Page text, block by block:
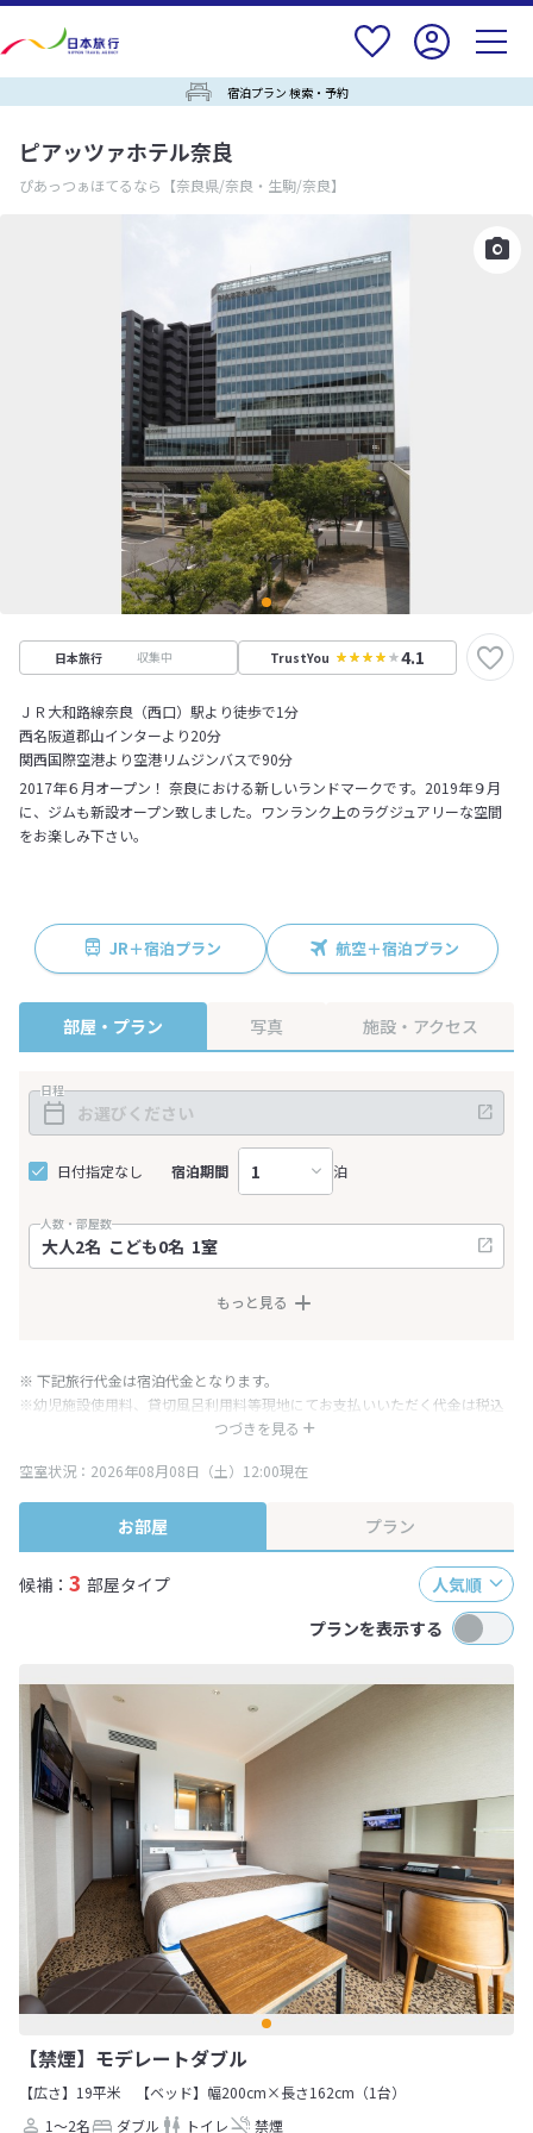
宿泊プラン 検索・予約
ピアッツァホテル奈良
ぴあっつぁほてるなら 【奈良県/奈良・生駒/奈良】
日本旅行 収集中 TrustYou 4.1
ＪＲ大和路線奈良（西口）駅より徒歩で1分
西名阪道郡山インターより20分
関西国際空港より空港リムジンバスで90分
2017年６月オープン！ 奈良における新しいランドマークです。2019年９月
に、ジムも新設オープン致しました。ワンランク上のラグジュアリーな空間
をお楽しみ下さい。
JR＋宿泊プラン 航空＋宿泊プラン
部屋・プラン 写真 施設・アクセス
日程
日付指定なし 宿泊期間 泊
人数・部屋数
もっと見る
つづきを見る
※ 下記旅行代金は宿泊代金となります。
※幼児施設使用料、貸切風呂利用料等現地にてお支払いいただく代金は税込
み表記となりますが、消費税増税に伴い代金が一部変更となる場合がござい
※表示されている旅行代金・プラン内容は一定時間ごとに更新されます。最
終確認画面でご確認ください。
空室状況：2026年08月08日（土）12:00現在
お部屋 プラン
候補： 3 部屋タイプ
人気順
プランを表示する
【禁煙】モデレートダブル
【広さ】19平米
【ベッド】幅200cm×長さ162cm（1台）
1～2名
ダブル トイレ 禁煙